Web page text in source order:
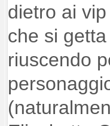
dietro ai
che si
riuscendo